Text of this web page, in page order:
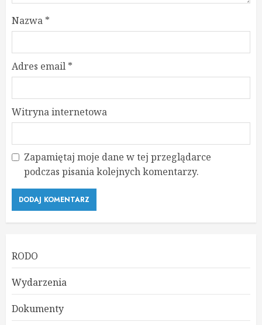
Nazwa *
Adres email *
Witryna internetowa
Zapamiętaj moje dane w tej przeglądarce
podczas pisania kolejnych komentarzy.
RODO
Wydarzenia
Dokumenty